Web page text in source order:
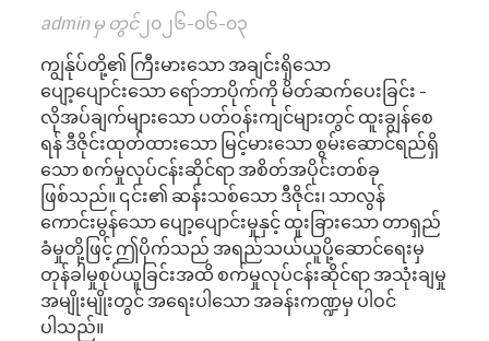
admin မှ တွင်၂၀၂၆-၀၆-၀၃
ကျွန်ုပ်တို့၏ ကြီးမားသော အချင်းရှိသော
ပျော့ပျောင်းသော ရော်ဘာပိုက်ကို မိတ်ဆက်ပေးခြင်း -
လိုအပ်ချက်များသော ပတ်ဝန်းကျင်များတွင် ထူးချွန်စေ
ရန် ဒီဇိုင်းထုတ်ထားသော မြင့်မားသော စွမ်းဆောင်ရည်ရှိ
သော စက်မှုလုပ်ငန်းဆိုင်ရာ အစိတ်အပိုင်းတစ်ခု
ဖြစ်သည်။ ၎င်း၏ ဆန်းသစ်သော ဒီဇိုင်း၊ သာလွန်
ကောင်းမွန်သော ပျော့ပျောင်းမှုနှင့် ထူးခြားသော တာရှည်
ခံမှုတို့ဖြင့် ဤပိုက်သည် အရည်သယ်ယူပို့ဆောင်ရေးမှ
တုန်ခါမှုစုပ်ယူခြင်းအထိ စက်မှုလုပ်ငန်းဆိုင်ရာ အသုံးချမှု
အမျိုးမျိုးတွင် အရေးပါသော အခန်းကဏ္ဍမှ ပါဝင်
ပါသည်။